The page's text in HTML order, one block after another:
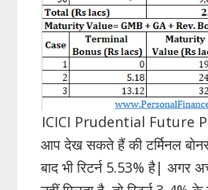
ICICI Prudential Future
आप देख सकते हैं की टर्मिनल
बाद भी रिटर्न 5.53% है| अगर